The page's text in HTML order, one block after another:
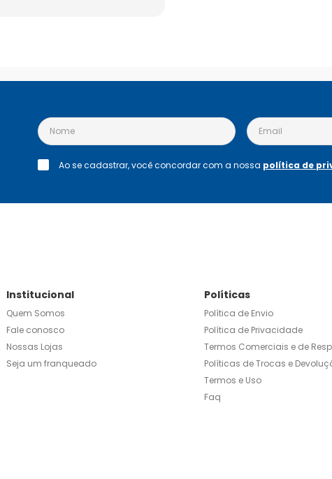
Ao se cadastrar, você concordar com a nossa política de
Institucional
Quem Somos
Fale conosco
Nossas Lojas
Seja um franqueado
Políticas
Política de Envio
Política de Privacidade
Termos Comerciais e de
Políticas de Trocas e
Termos e Uso
Faq